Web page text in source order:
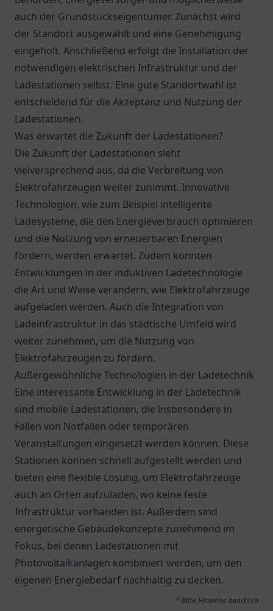
auch der Grundstückseigentümer. Zunächst wird
der Standort ausgewählt und eine Genehmigung
eingeholt. Anschließend erfolgt die Installation der
notwendigen elektrischen Infrastruktur und der
Ladestationen selbst. Eine gute Standortwahl ist
entscheidend für die Akzeptanz und Nutzung der
Ladestationen.
Was erwartet die Zukunft der Ladestationen?
Die Zukunft der Ladestationen sieht
vielversprechend aus, da die Verbreitung von
Elektrofahrzeugen weiter zunimmt. Innovative
Technologien, wie zum Beispiel intelligente
Ladesysteme, die den Energieverbrauch optimieren
und die Nutzung von erneuerbaren Energien
fördern, werden erwartet. Zudem könnten
Entwicklungen in der induktiven Ladetechnologie
die Art und Weise verändern, wie Elektrofahrzeuge
aufgeladen werden. Auch die Integration von
Ladeinfrastruktur in das städtische Umfeld wird
weiter zunehmen, um die Nutzung von
Elektrofahrzeugen zu fördern.
Außergewöhnliche Technologien in der Ladetechnik
Eine interessante Entwicklung in der Ladetechnik
sind mobile Ladestationen, die insbesondere in
Fällen von Notfällen oder temporären
Veranstaltungen eingesetzt werden können. Diese
Stationen können schnell aufgestellt werden und
bieten eine flexible Lösung, um Elektrofahrzeuge
auch an Orten aufzuladen, wo keine feste
Infrastruktur vorhanden ist. Außerdem sind
energetische Gebäudekonzepte zunehmend im
Fokus, bei denen Ladestationen mit
Photovoltaikanlagen kombiniert werden, um den
eigenen Energiebedarf nachhaltig zu decken.
* Bitte Hinweise beachten